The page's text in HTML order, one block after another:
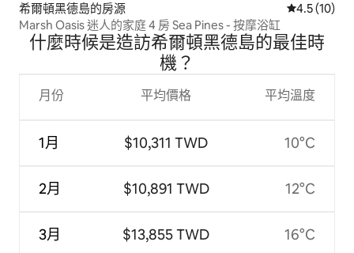
希爾頓黑德島的房源 從 10 則評
4.5 (10)
Marsh Oasis 迷人的家庭 4 房 Sea Pines - 按摩浴缸
什麼時候是造訪希爾頓黑德島的最佳時
機？
月份
1月
2月
3月
平均價格
$10,311 TWD
$10,891 TWD
$13,855 TWD
平均溫度
10°C
12°C
16°C